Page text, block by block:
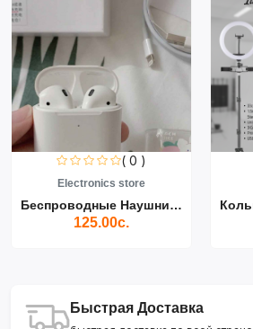
( 0 )
Electronics store
Беспроводные Наушники Air...
125.00с.
Быстрая Доставка